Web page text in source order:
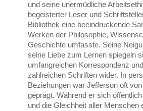
und seine unermüdliche
begeisterter Leser und
Bibliothek eine beeindruckende
Werken der Philosophie,
Geschichte umfasste. Seine
seine Liebe zum Lernen spiegeln
umfangreichen Korrespondenz
zahlreichen Schriften wider. In
Beziehungen war Jefferson oft
geprägt. Während er sich
und die Gleichheit aller Menschen